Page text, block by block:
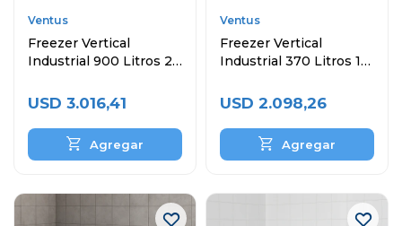
Ventus
Freezer Vertical
Industrial 900 Litros 2
USD 3.016,41
Ventus
Freezer Vertical
Industrial 370 Litros 1
USD 2.098,26